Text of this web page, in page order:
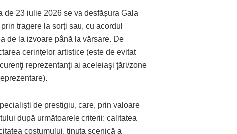
de 23 iulie 2026 se va desfășura Gala
tragere la sorți sau, cu acordul
de la izvoare până la vărsare. De
cerințelor artistice (este de evitat
reprezentanţi ai aceleiaşi ţări/zone
de prestigiu, care, prin valoare
după următoarele criterii: calitatea
costumului, ținuta scenică a